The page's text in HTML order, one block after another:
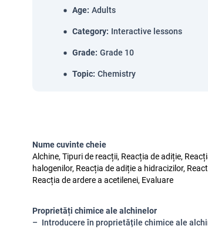
Age: Adults
Category: Interactive lessons
Grade: Grade 10
Topic: Chemistry
Nume cuvinte cheie
Alchine, Tipuri de reacții, Reacția de adiție,
halogenilor, Reacția de adiție a hidracizilor,
Reacția de ardere a acetilenei, Evaluare
Proprietăți chimice ale alchinelor
Introducere în proprietățile chimice ale